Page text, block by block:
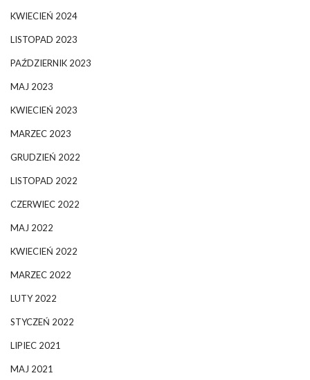
KWIECIEŃ 2024
LISTOPAD 2023
PAŹDZIERNIK 2023
MAJ 2023
KWIECIEŃ 2023
MARZEC 2023
GRUDZIEŃ 2022
LISTOPAD 2022
CZERWIEC 2022
MAJ 2022
KWIECIEŃ 2022
MARZEC 2022
LUTY 2022
STYCZEŃ 2022
LIPIEC 2021
MAJ 2021